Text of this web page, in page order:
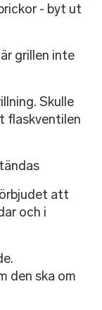
- byt ut
grillen inte
Skulle
flaskventilen
att
och i
den ska om